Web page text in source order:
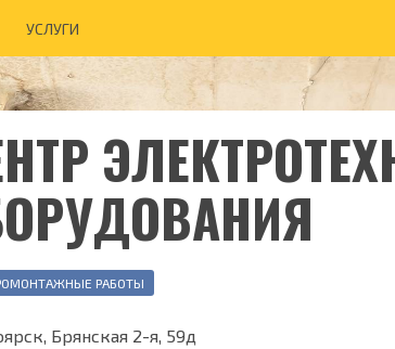
УСЛУГИ
РАБОТЫ
Брянская 2-я, 59д